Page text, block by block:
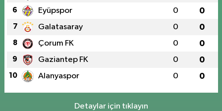
6 Eyüpspor 0 0
7 Galatasaray 0 0
8 Çorum FK 0 0
9 Gaziantep FK 0 0
10 Alanyaspor 0 0
Detaylar için tıklayın